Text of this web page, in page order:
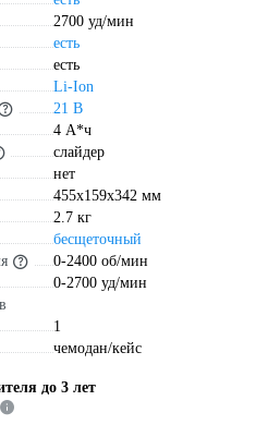
2700 уд/мин
есть
есть
Li-Ion
21 В
4 А*ч
слайдер
нет
455х159х342 мм
2.7 кг
бесщеточный
0-2400 об/мин
0-2700 уд/мин
1
чемодан/кейс
до 3 лет